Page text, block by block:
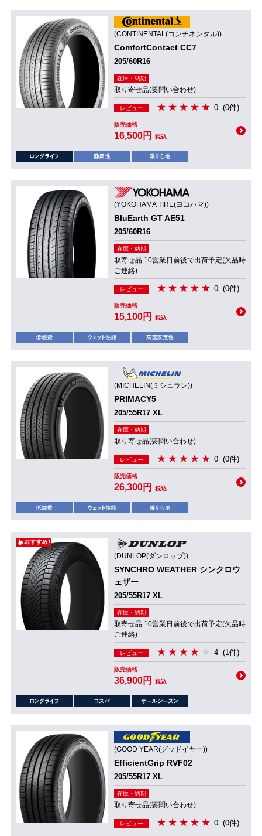
(CONTINENTAL(コンチネンタル))
ComfortContact CC7
205/60R16
在庫・納期
取り寄せ品(要問い合わせ)
レビュー 0 (0件)
販売価格
16,500円 税込
(YOKOHAMA TIRE(ヨコハマ))
BluEarth GT AE51
205/60R16
在庫・納期
取寄せ品 10営業日前後で出荷予定(欠品時
ご連絡)
レビュー 0 (0件)
販売価格
15,100円 税込
(MICHELIN(ミシュラン))
PRIMACY5
205/55R17 XL
在庫・納期
取り寄せ品(要問い合わせ)
レビュー 0 (0件)
販売価格
26,300円 税込
(DUNLOP(ダンロップ))
SYNCHRO WEATHER シンクロウ
ェザー
205/55R17 XL
在庫・納期
取寄せ品 10営業日前後で出荷予定(欠品時
ご連絡)
レビュー 4 (1件)
販売価格
36,900円 税込
(GOOD YEAR(グッドイヤー))
EfficientGrip RVF02
205/55R17 XL
在庫・納期
取り寄せ品(要問い合わせ)
レビュー 0 (0件)